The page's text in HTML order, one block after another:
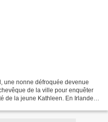
une nonne défroquée devenue
de la ville pour enquêter
de la jeune Kathleen. En Irlande,